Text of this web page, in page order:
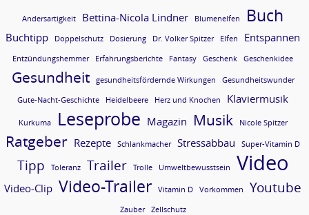
Andersartigkeit Bettina-Nicola Lindner Blumenelfen Buch
Buchtipp Doppelschutz Dosierung Dr. Volker Spitzer Elfen Entspannen
Entzündungshemmer Erfahrungsberichte Fantasy Geschenk Geschenkidee
Gesundheit gesundheitsfördernde Wirkungen Gesundheitswunder
Gute-Nacht-Geschichte Heidelbeere Herz und Knochen Klaviermusik
Kurkuma Leseprobe Magazin Musik Nicole Spitzer
Ratgeber Rezepte Schlankmacher Stressabbau Super-Vitamin D
Tipp Toleranz Trailer Trolle Umweltbewusstsein Video
Video-Clip Video-Trailer Vitamin D Vorkommen Youtube
Zauber Zellschutz